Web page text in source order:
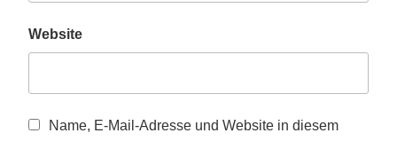
Website
Name, E-Mail-Adresse und Website in diesem